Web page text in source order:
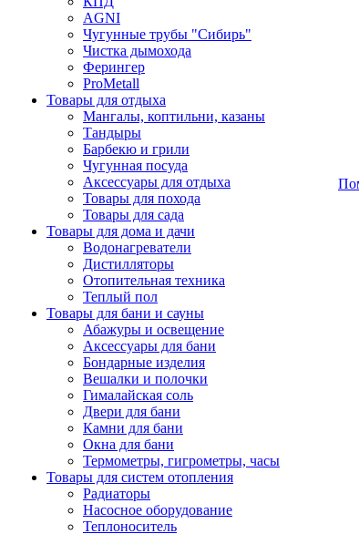
AGNI
Чугунные трубы "Сибирь"
Чистка дымохода
Ферингер
ProMetall
Товары для отдыха
Мангалы, коптильни, казаны
Тандыры
Барбекю и грили
Чугунная посуда
Аксессуары для отдыха
Товары для похода
Товары для сада
Товары для дома и дачи
Водонагреватели
Дистилляторы
Отопительная техника
Теплый пол
Товары для бани и сауны
Абажуры и освещение
Аксессуары для бани
Бондарные изделия
Вешалки и полочки
Гималайская соль
Двери для бани
Камни для бани
Окна для бани
Термометры, гигрометры, часы
Товары для систем отопления
Радиаторы
Насосное оборудование
Теплоноситель